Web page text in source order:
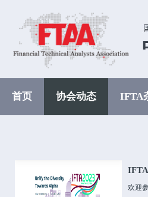
首页 协会动态 IFTA
欢迎